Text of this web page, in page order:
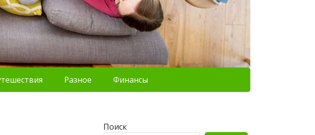
Разное Финансы
Поиск